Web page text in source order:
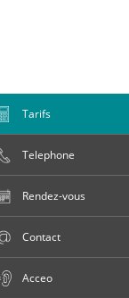
Tarifs
Telephone
Rendez-vous
Contact
Acceo